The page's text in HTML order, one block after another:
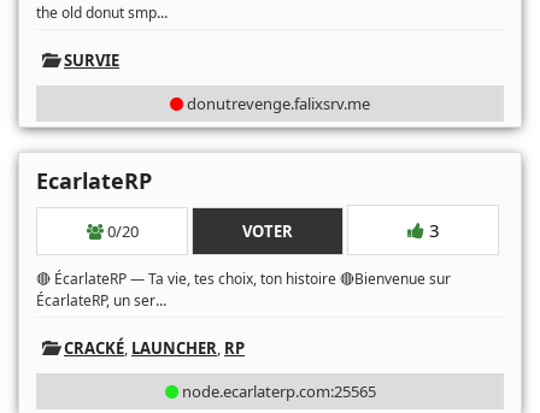
the old donut smp...
SURVIE
donutrevenge.falixsrv.me
EcarlateRP
0/20 VOTER 3
🔴 ÉcarlateRP — Ta vie, tes choix, ton histoire 🔴Bienvenue sur
ÉcarlateRP, un ser...
CRACKÉ, LAUNCHER, RP
node.ecarlaterp.com:25565